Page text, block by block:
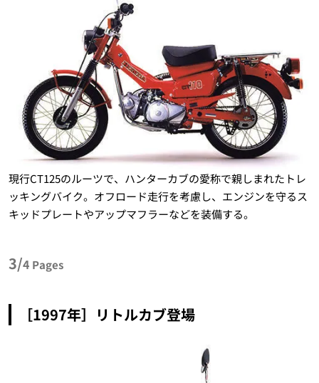
現行CT125のルーツで、ハンターカブの愛称で親しまれたトレ
ッキングバイク。オフロード走行を考慮し、エンジンを守るス
キッドプレートやアップマフラーなどを装備する。
3/4 Pages
［1997年］リトルカブ登場